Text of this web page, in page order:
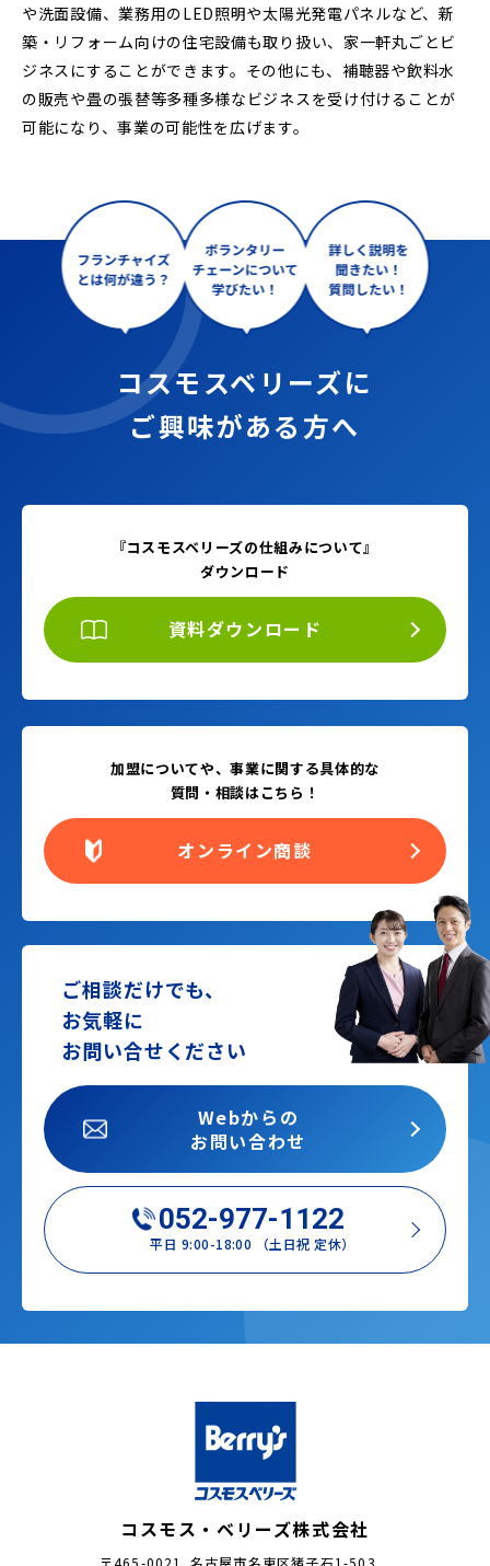
や洗面設備、業務用のLED照明や太陽光発電パネルなど、新
築・リフォーム向けの住宅設備も取り扱い、家一軒丸ごとビ
ジネスにすることができます。その他にも、補聴器や飲料水
の販売や畳の張替等多種多様なビジネスを受け付けることが
可能になり、事業の可能性を広げます。
コスモスベリーズに
ご興味がある方へ
『コスモスベリーズの仕組みについて』
ダウンロード
資料ダウンロード
加盟についてや、事業に関する具体的な
質問・相談はこちら！
オンライン商談
ご相談だけでも、
お気軽に
お問い合せください
052-977-1122
平日 9:00-18:00 （土日祝 定休）
Webからの
お問い合わせ
コスモス・ベリーズ株式会社
〒465-0021 名古屋市名東区猪子石1-503